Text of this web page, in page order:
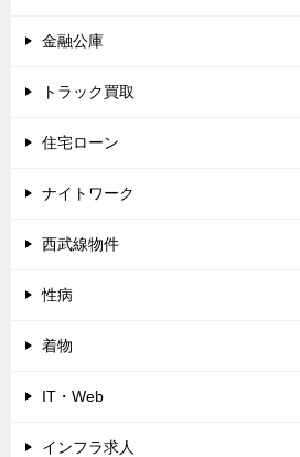
金融公庫
トラック買取
住宅ローン
ナイトワーク
西武線物件
性病
着物
IT・Web
インフラ求人